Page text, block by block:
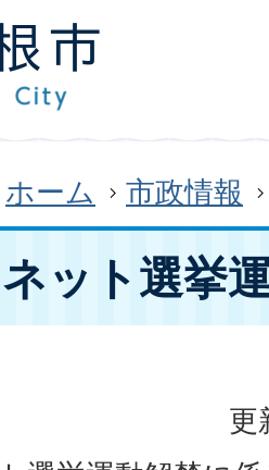
ホーム 市政情報
ット選挙
更